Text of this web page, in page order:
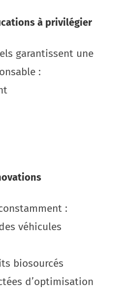
à privilégier
garantissent une
:
:
véhicules
biosourcés
d’optimisation